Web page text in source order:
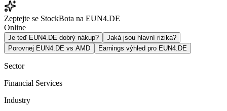
Zeptejte se StockBota na EUN4.DE
Online
Je teď EUN4.DE dobrý nákup?
Jaká jsou hlavní rizika?
Porovnej EUN4.DE vs AMD
Earnings výhled pro EUN4.DE
Sector
Financial Services
Industry